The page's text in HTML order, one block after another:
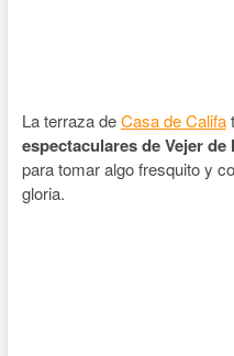
La terraza deCasa de Califa
espectaculares de Vejer de
para tomar algo fresquito y
gloria.